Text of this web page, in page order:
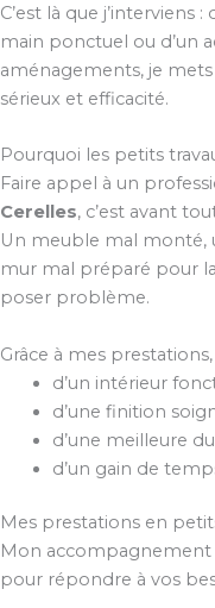
C’est là que j’interviens
main ponctuel ou d’un
aménagements, je
sérieux et efficacité.
Pourquoi les petits
Faire appel à un
Cerelles, c’est avant
Un meuble mal monté,
mur mal préparé pour
poser problème.
Grâce à mes
d’un intérieur
d’une finition
d’une meilleure
d’un gain de
Mes prestations en
Mon accompagnement
pour répondre à vos